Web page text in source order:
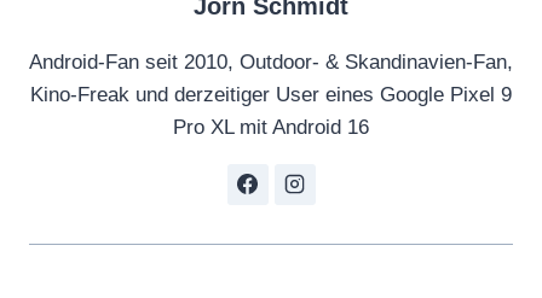
Jörn Schmidt
Android-Fan seit 2010, Outdoor- & Skandinavien-Fan,
Kino-Freak und derzeitiger User eines Google Pixel 9
Pro XL mit Android 16